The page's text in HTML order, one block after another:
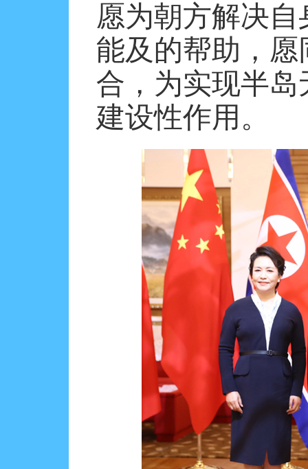
愿为朝方解决
能及的帮助，
合，为实现半
建设性作用。